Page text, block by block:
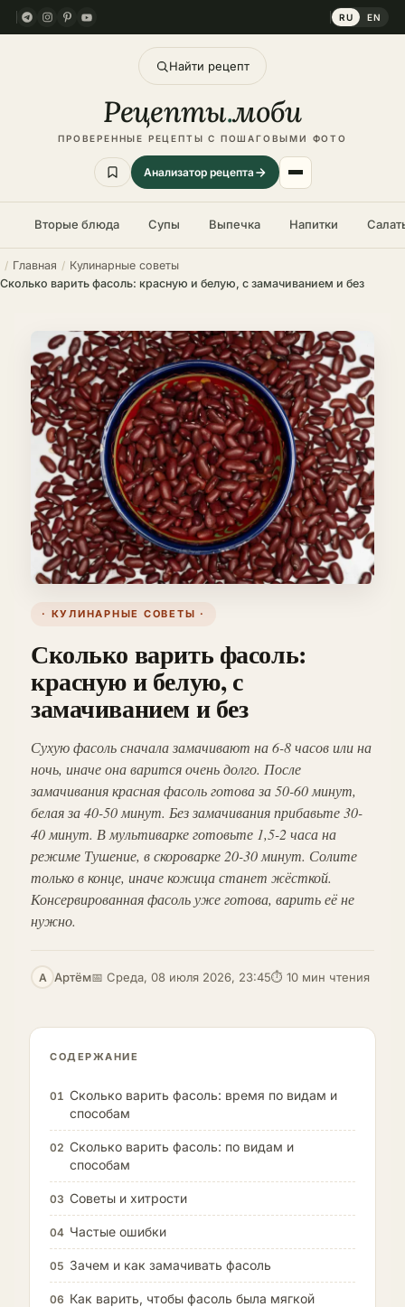
RU EN
Найти рецепт
Рецепты.моби
ПРОВЕРЕННЫЕ РЕЦЕПТЫ С ПОШАГОВЫМИ ФОТО
Анализатор рецепта
Вторые блюда Супы Выпечка Напитки
Главная
Кулинарные советы
Сколько варить фасоль: красную и белую, с замачиванием и без
· КУЛИНАРНЫЕ СОВЕТЫ ·
Сколько варить фасоль:
красную и белую, с
замачиванием и без
Сухую фасоль сначала замачивают на 6-8 часов или на
ночь, иначе она варится очень долго. После
замачивания красная фасоль готова за 50-60 минут,
белая за 40-50 минут. Без замачивания прибавьте 30-
40 минут. В мультиварке готовьте 1,5-2 часа на
режиме Тушение, в скороварке 20-30 минут. Солите
только в конце, иначе кожица станет жёсткой.
Консервированная фасоль уже готова, варить её не
нужно.
А Артём📅 Среда, 08 июля 2026, 23:45⏱ 10 мин чтения
СОДЕРЖАНИЕ
01 Сколько варить фасоль: время по видам и
способам
02 Сколько варить фасоль: по видам и
способам
03 Советы и хитрости
04 Частые ошибки
05 Зачем и как замачивать фасоль
06 Как варить, чтобы фасоль была мягкой